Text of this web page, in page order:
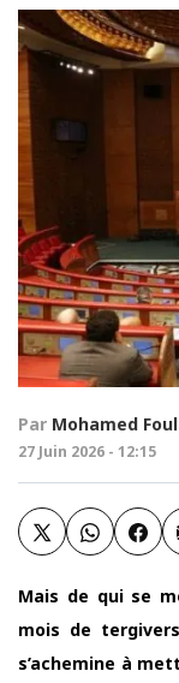
Par Mohamed
27 Juin 2026 - 12:15
Mais de qui se
mois de
s’achemine à